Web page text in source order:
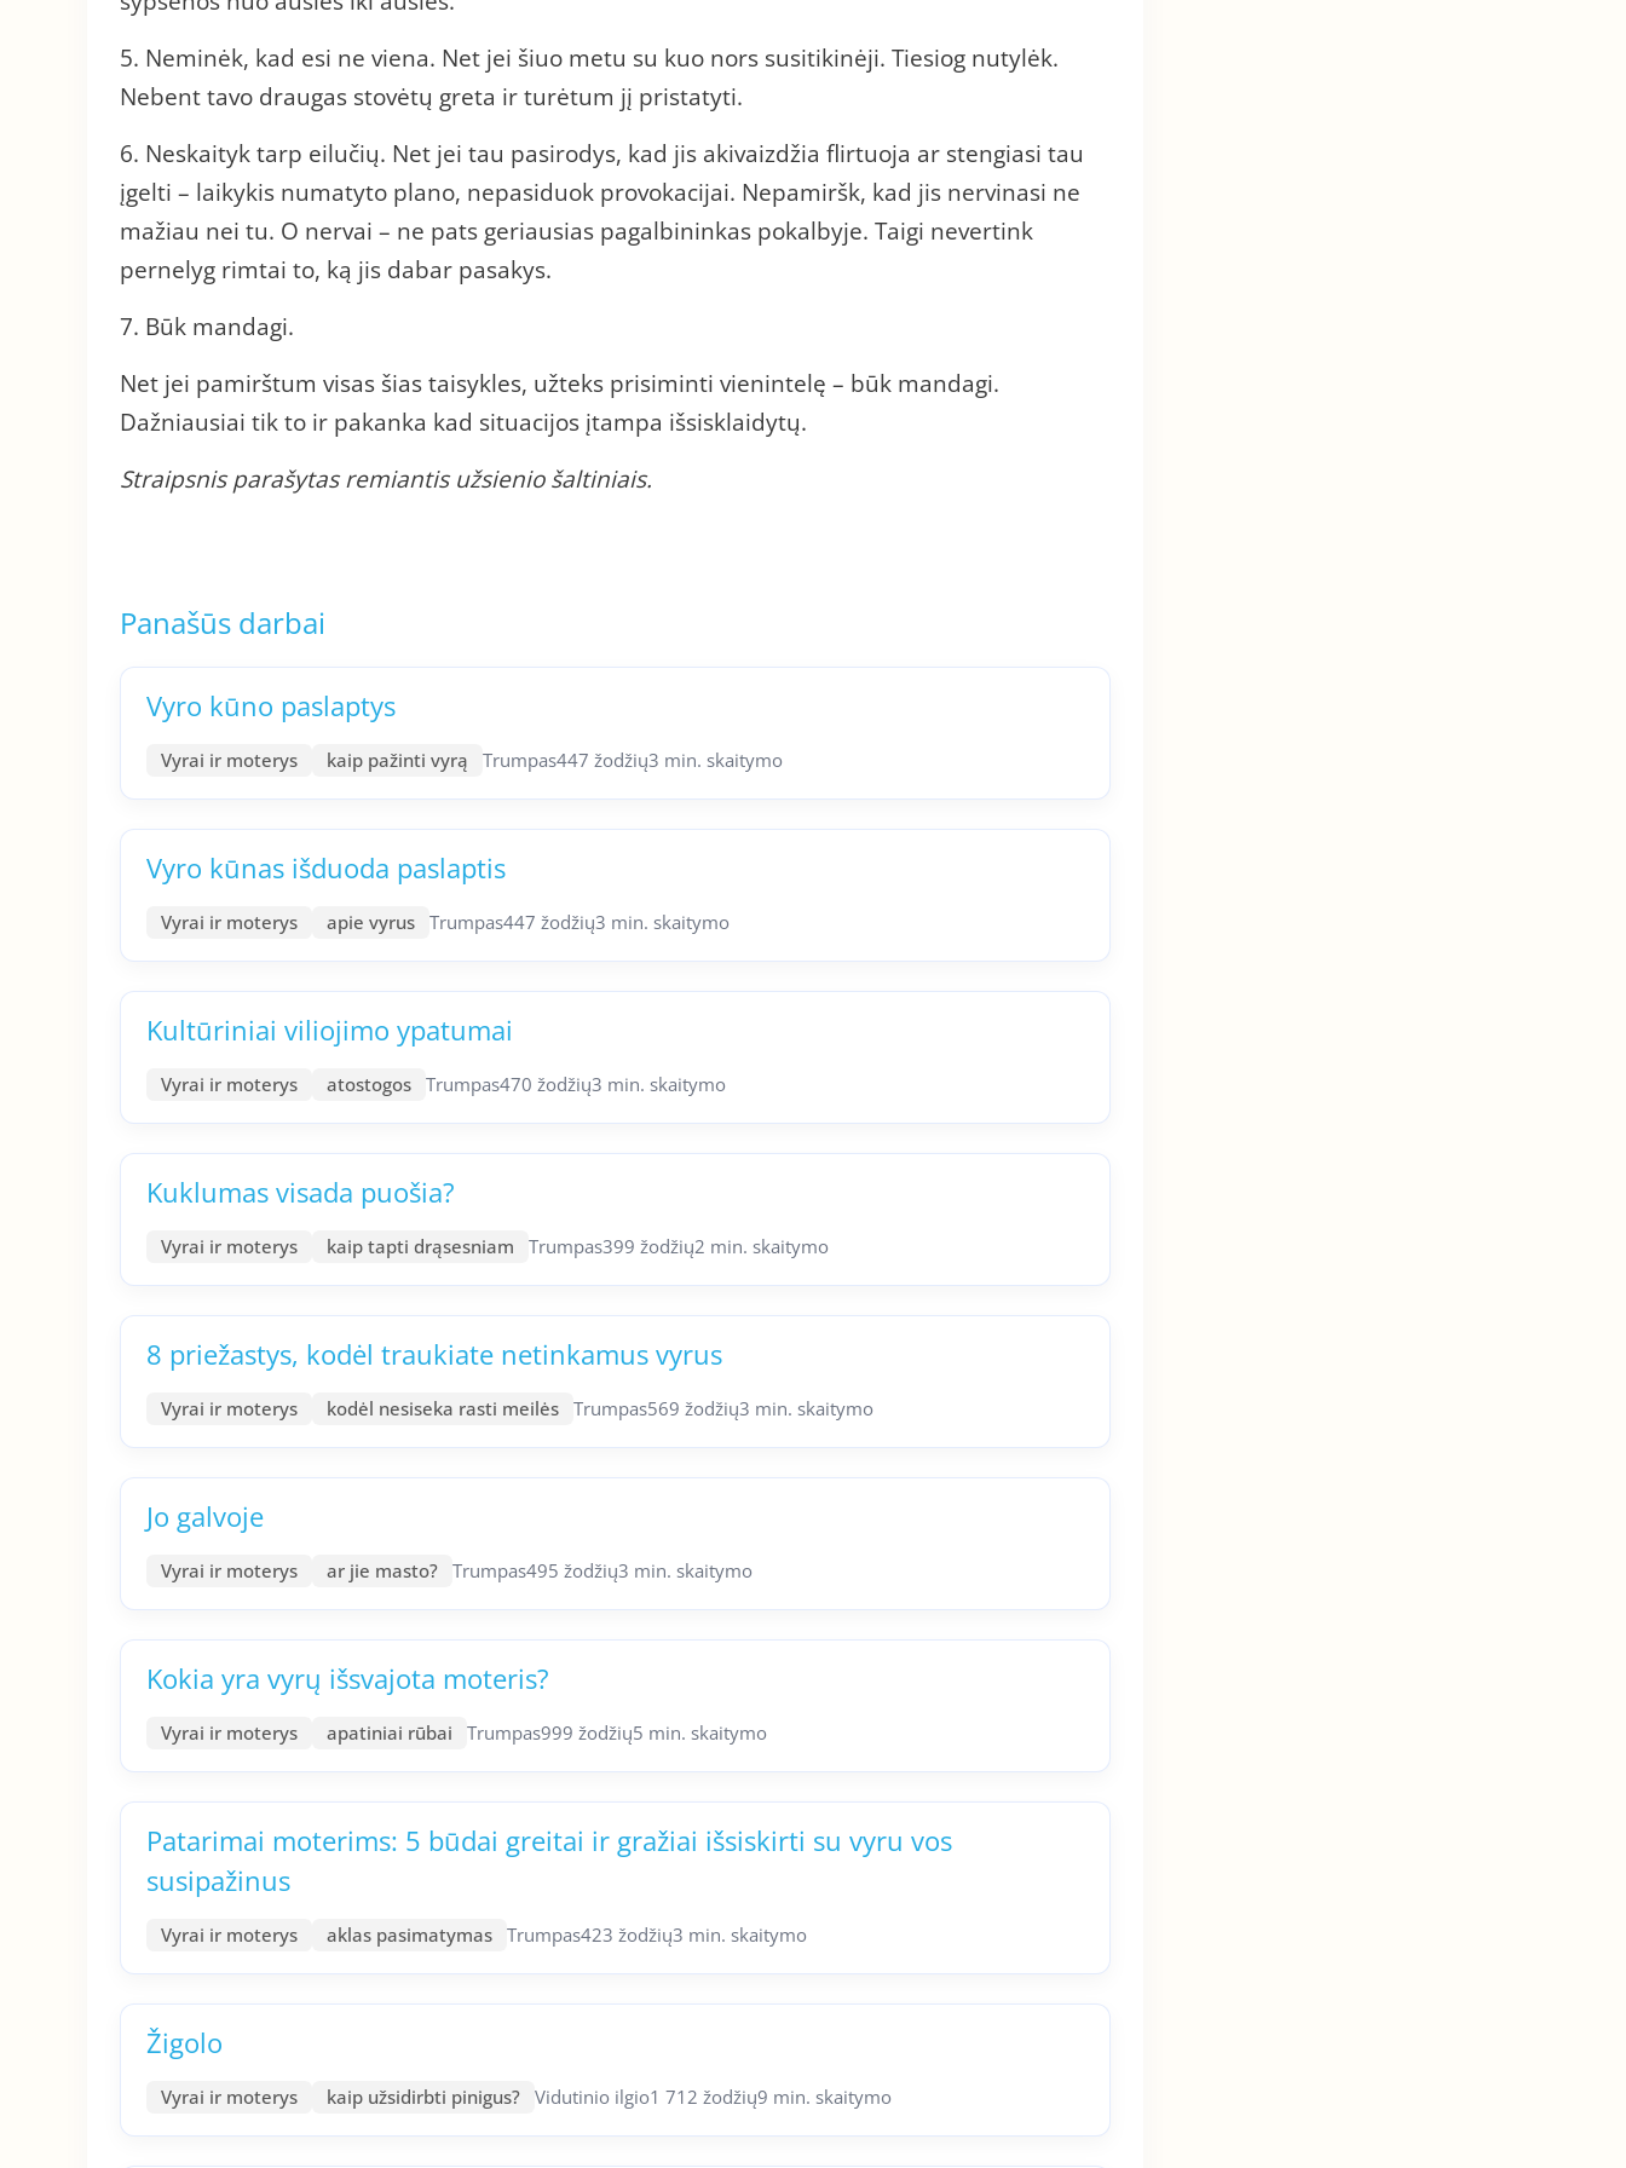
5. Neminėk, kad esi ne viena. Net jei šiuo metu su kuo nors susitikinėji. Tiesiog nutylėk.
Nebent tavo draugas stovėtų greta ir turėtum jį pristatyti.
6. Neskaityk tarp eilučių. Net jei tau pasirodys, kad jis akivaizdžia flirtuoja ar stengiasi tau
įgelti – laikykis numatyto plano, nepasiduok provokacijai. Nepamiršk, kad jis nervinasi ne
mažiau nei tu. O nervai – ne pats geriausias pagalbininkas pokalbyje. Taigi nevertink
pernelyg rimtai to, ką jis dabar pasakys.
7. Būk mandagi.
Net jei pamirštum visas šias taisykles, užteks prisiminti vienintelę – būk mandagi.
Dažniausiai tik to ir pakanka kad situacijos įtampa išsisklaidytų.
Straipsnis parašytas remiantis užsienio šaltiniais.
Panašūs darbai
Vyro kūno paslaptys
Vyrai ir moterys kaip pažinti vyrą Trumpas447 žodžių3 min. skaitymo
Vyro kūnas išduoda paslaptis
Vyrai ir moterys apie vyrus Trumpas447 žodžių3 min. skaitymo
Kultūriniai viliojimo ypatumai
Vyrai ir moterys atostogos Trumpas470 žodžių3 min. skaitymo
Kuklumas visada puošia?
Vyrai ir moterys kaip tapti drąsesniam Trumpas399 žodžių2 min. skaitymo
8 priežastys, kodėl traukiate netinkamus vyrus
Vyrai ir moterys kodėl nesiseka rasti meilės Trumpas569 žodžių3 min. skaitymo
Jo galvoje
Vyrai ir moterys ar jie masto? Trumpas495 žodžių3 min. skaitymo
Kokia yra vyrų išsvajota moteris?
Vyrai ir moterys apatiniai rūbai Trumpas999 žodžių5 min. skaitymo
Patarimai moterims: 5 būdai greitai ir gražiai išsiskirti su vyru vos
susipažinus
Vyrai ir moterys aklas pasimatymas Trumpas423 žodžių3 min. skaitymo
Žigolo
Vyrai ir moterys kaip užsidirbti pinigus? Vidutinio ilgio1 712 žodžių9 min. skaitymo